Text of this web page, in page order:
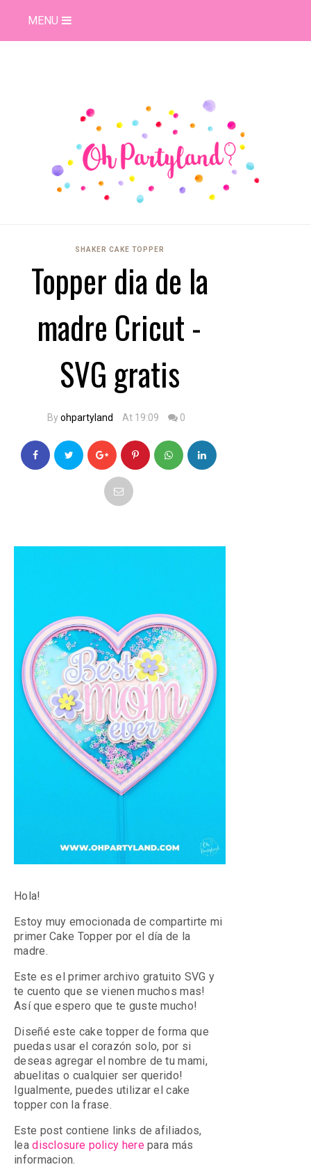
MENU
SHAKER CAKE TOPPER
Topper dia de la
madre Cricut -
SVG gratis
Byohpartyland At 19:09 0
Hola!
Estoy muy emocionada de compartirte mi
primer Cake Topper por el día de la
madre.
Este es el primer archivo gratuito SVG y
te cuento que se vienen muchos mas!
Así que espero que te guste mucho!
Diseñé este cake topper de forma que
puedas usar el corazón solo, por si
deseas agregar el nombre de tu mami,
abuelitas o cualquier ser querido!
Igualmente, puedes utilizar el cake
topper con la frase.
Este post contiene links de afiliados,
leadisclosure policy herepara más
informacion.